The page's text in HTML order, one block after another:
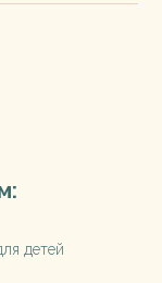
детей